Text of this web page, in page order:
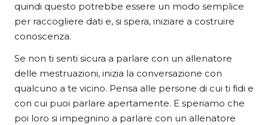
quindi questo potrebbe essere un modo semplice
per raccogliere dati e, si spera, iniziare a costruire
conoscenza.
Se non ti senti sicura a parlare con un allenatore
delle mestruazioni, inizia la conversazione con
qualcuno a te vicino. Pensa alle persone di cui ti fidi e
con cui puoi parlare apertamente. E speriamo che
poi loro si impegnino a parlare con un allenatore